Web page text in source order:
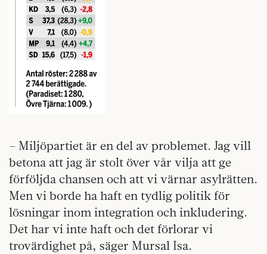
– Miljöpartiet är en del av problemet. Jag vill
betona att jag är stolt över vår vilja att ge
förföljda chansen och att vi värnar asylrätten.
Men vi borde ha haft en tydlig politik för
lösningar inom integration och inkludering.
Det har vi inte haft och det förlorar vi
trovärdighet på, säger Mursal Isa.